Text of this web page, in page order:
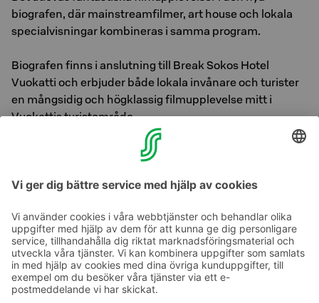
biografen, där mainstreamfilmer, art house och lokala
specialvisningar kombineras i samma program.
Biografen finns i anslutning till Break Sokos Hotel
Vuokatti och erbjuder både lokala invånare och turister
en mångsidig och högklassig filmupplevelse mitt i
Vuokattis turistområde.
Bekanta dig med biografens kommande program
Välkommen!
Ta kontakt
Kontaktuppgifter till hotellen